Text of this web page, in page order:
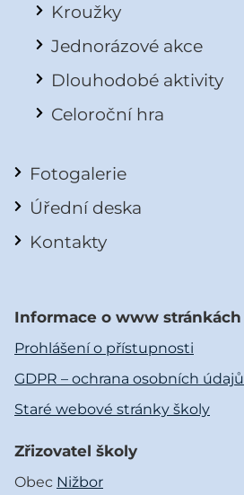
Kroužky
Jednorázové akce
Dlouhodobé aktivity
Celoroční hra
Fotogalerie
Úřední deska
Kontakty
Informace o www stránkách
Prohlášení o přístupnosti
GDPR – ochrana osobních údajů
Staré webové stránky školy
Zřizovatel školy
Obec Nižbor